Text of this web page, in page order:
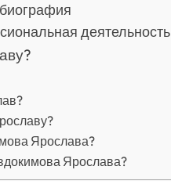
деятельность
Ярослава?
Ярослава?